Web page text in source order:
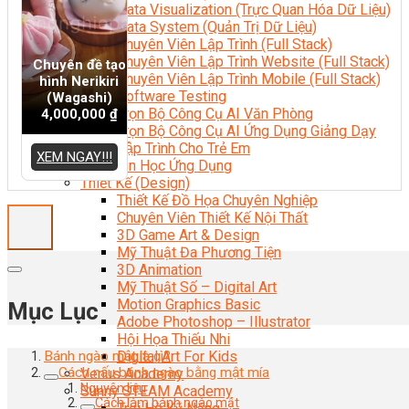
Data Visualization (Trực Quan Hóa Dữ Liệu)
Data System (Quản Trị Dữ Liệu)
Chuyên Viên Lập Trình (Full Stack)
Chuyên Viên Lập Trình Website (Full Stack)
Chuyên Viên Lập Trình Mobile (Full Stack)
Software Testing
Trọn Bộ Công Cụ AI Văn Phòng
Trọn Bộ Công Cụ AI Ứng Dụng Giảng Dạy
Lập Trình Cho Trẻ Em
Tin Học Ứng Dụng
Thiết Kế (Design)
Thiết Kế Đồ Họa Chuyên Nghiệp
Chuyên Viên Thiết Kế Nội Thất
3D Game Art & Design
Mỹ Thuật Đa Phương Tiện
3D Animation
Mỹ Thuật Số – Digital Art
Motion Graphics Basic
Adobe Photoshop – Illustrator
Hội Họa Thiếu Nhi
Digital Art For Kids
Venus Academy
Sunny STEAM Academy
Chuyên đề tạo
hình Nerikiri
(Wagashi)
4,000,000 ₫
XEM NGAY!!!
Mục Lục
Bánh ngào mật là gì?
Cách nấu bánh ngào bằng mật mía
Nguyên liệu
Cách làm bánh ngào mật